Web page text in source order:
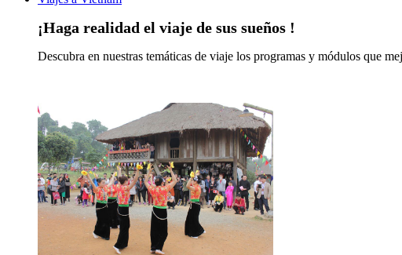
¡Haga realidad el viaje de sus sueños !
Descubra en nuestras temáticas de viaje los programas y módulos que